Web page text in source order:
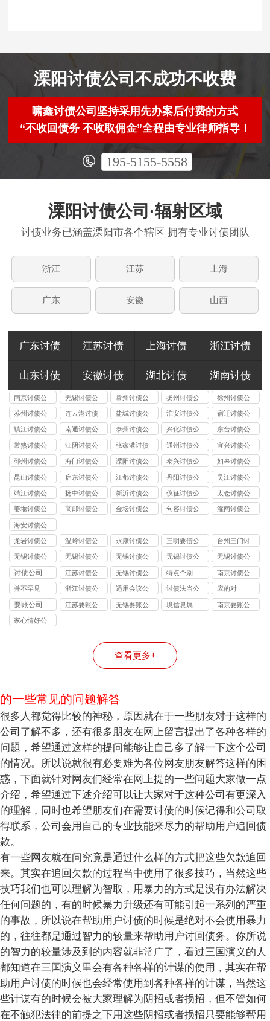
溧阳讨债公司不成功不收费
啸鑫讨债公司坚持采用先办案后付费的方式
“不收回债务 不收取佣金”全程由专业律师指导！
195-5155-5558
溧阳讨债公司·辐射区域
讨债业务已涵盖溧阳市各个辖区 拥有专业讨债团队
浙江 江苏 上海
广东 安徽 山西
广东讨债 江苏讨债 上海讨债 浙江讨债
山东讨债 安徽讨债 湖北讨债 湖南讨债
南京讨债公
司
无锡讨债公
司
常州讨债公
司
扬州讨债公
司
徐州讨债公
司
苏州讨债公
司
连云港讨债
公司
盐城讨债公
司
淮安讨债公
司
宿迁讨债公
司
镇江讨债公
司
南通讨债公
司
泰州讨债公
司
兴化讨债公
司
东台讨债公
司
常熟讨债公
司
江阴讨债公
司
张家港讨债
公司
通州讨债公
司
宜兴讨债公
司
邳州讨债公
司
海门讨债公
司
溧阳讨债公
司
泰兴讨债公
司
如皋讨债公
司
昆山讨债公
司
启东讨债公
司
江都讨债公
司
丹阳讨债公
司
吴江讨债公
司
靖江讨债公
司
扬中讨债公
司
新沂讨债公
司
仪征讨债公
司
太仓讨债公
司
姜堰讨债公
司
高邮讨债公
金坛讨债公
句容讨债公
灌南讨债公
海安讨债公
司
龙岩讨债公
司
温岭讨债公
司
永康讨债公
司
三明要债公
司
台州三门讨
债公司
无锡讨债公
司的法律风
险提示：债
权人需警惕
的连带责任
无锡讨债公
司能处理的
债务类型：
个人债、企
业债、特殊
无锡讨债公
司收费标准
揭秘：
10%-40% 抽
成背后的逻
无锡讨债公
司应对恶意
逃债的 3 种
合法手段详
解
无锡讨债公
司与律师事
务所的区
别：债务追
讨该选哪类
讨债公司
江苏讨债公
司
无锡讨债公
司
特点个别
南京讨债公
司
并不罕见
浙江讨债公
司
适用会议公
司
讨债法当公
司
应的对
要账公司
江苏要账公
无锡要账公
境信息属
南京要账公
家心情好公
查看更多+
的一些常见的问题解答
很多人都觉得比较的神秘，原因就在于一些朋友对于这样的
公司了解不多，还有很多朋友在网上留言提出了各种各样的
问题，希望通过这样的提问能够让自己多了解一下这个公司
的情况。所以说就很有必要难为各位网友朋友解答这样的困
惑，下面就针对网友们经常在网上提的一些问题大家做一点
介绍，希望通过下述介绍可以让大家对于这种公司有更深入
的理解，同时也希望朋友们在需要讨债的时候记得和公司取
得联系，公司会用自己的专业技能来尽力的帮助用户追回债
款。
有一些网友就在问究竟是通过什么样的方式把这些欠款追回
来。其实在追回欠款的过程当中使用了很多技巧，当然这些
技巧我们也可以理解为智取，用暴力的方式是没有办法解决
任何问题的，有的时候暴力升级还有可能引起一系列的严重
的事故，所以说在帮助用户讨债的时候是绝对不会使用暴力
的，往往都是通过智力的较量来帮助用户讨回债务。你所说
的智力的较量涉及到的内容就非常广了，看过三国演义的人
都知道在三国演义里会有各种各样的计谋的使用，其实在帮
助用户讨债的时候也会经常使用到各种各样的计谋，当然这
些计谋有的时候会被大家理解为阴招或者损招，但不管如何
在不触犯法律的前提之下用这些阴招或者损招只要能够帮用